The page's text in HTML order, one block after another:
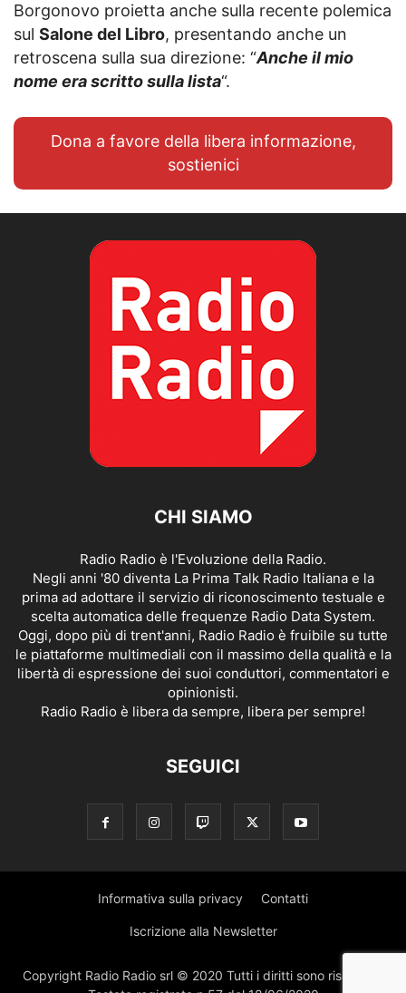
Borgonovo proietta anche sulla recente polemica
sul Salone del Libro, presentando anche un
retroscena sulla sua direzione: “Anche il mio
nome era scritto sulla lista“.
Dona a favore della libera informazione,
sostienici
CHI SIAMO
Radio Radio è l'Evoluzione della Radio.
Negli anni '80 diventa La Prima Talk Radio Italiana e la
prima ad adottare il servizio di riconoscimento testuale e
scelta automatica delle frequenze Radio Data System.
Oggi, dopo più di trent'anni, Radio Radio è fruibile su tutte
le piattaforme multimediali con il massimo della qualità e la
libertà di espressione dei suoi conduttori, commentatori e
opinionisti.
Radio Radio è libera da sempre, libera per sempre!
SEGUICI
Informativa sulla privacy Contatti
Iscrizione alla Newsletter
Copyright Radio Radio srl © 2020 Tutti i diritti sono riservati |